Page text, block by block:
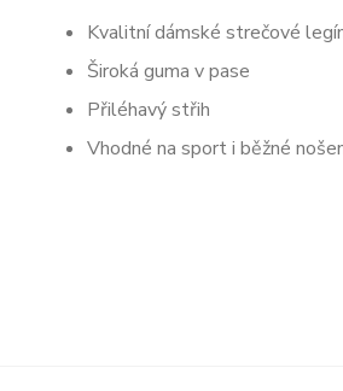
Kvalitní dámské strečové
Široká guma v pase
Přiléhavý střih
Vhodné na sport i běžné